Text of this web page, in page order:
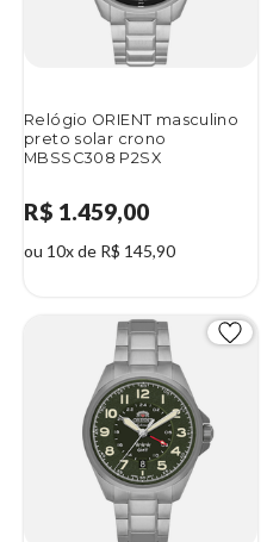
Relógio ORIENT masculino
preto solar crono
MBSSC308 P2SX
R$ 1.459,00
ou 10x de R$ 145,90